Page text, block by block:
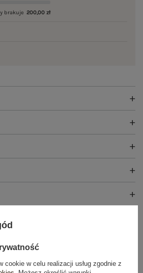
brakuje 200,00 zł
cookie w celu realizacji usług zgodnie z